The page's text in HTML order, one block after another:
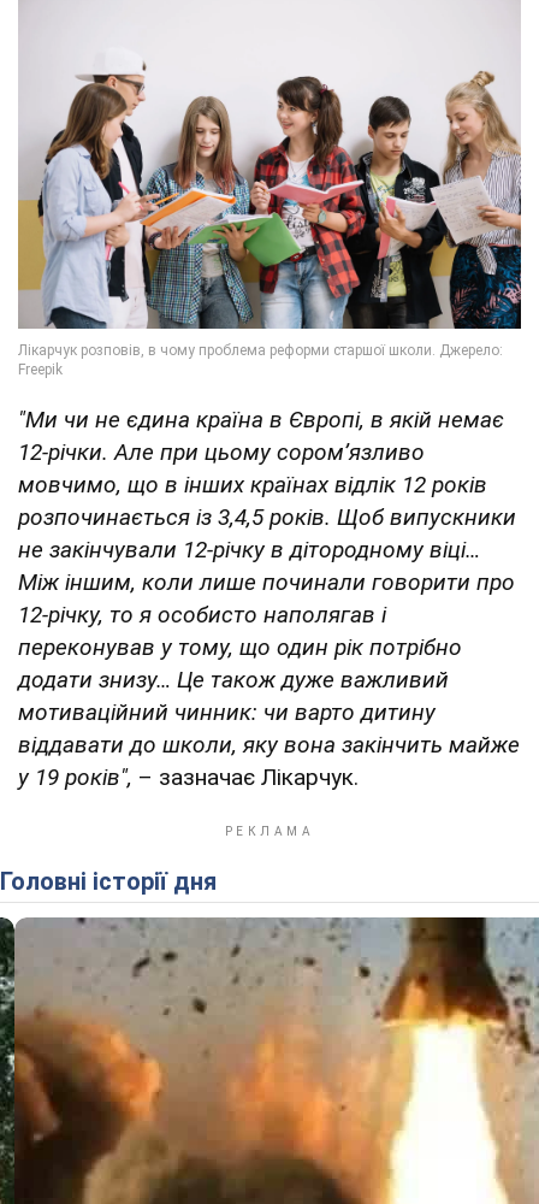
"Ми чи не єдина країна в Європі, в якій немає
12-річки. Але при цьому соромʼязливо
мовчимо, що в інших країнах відлік 12 років
розпочинається із 3,4,5 років. Щоб випускники
не закінчували 12-річку в дітородному віці…
Між іншим, коли лише починали говорити про
12-річку, то я особисто наполягав і
переконував у тому, що один рік потрібно
додати знизу… Це також дуже важливий
мотиваційний чинник: чи варто дитину
віддавати до школи, яку вона закінчить майже
у 19 років", – зазначає Лікарчук.
Головні історії дня